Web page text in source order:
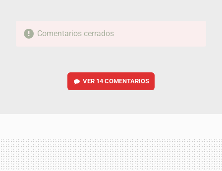
Comentarios cerrados
VER 14 COMENTARIOS